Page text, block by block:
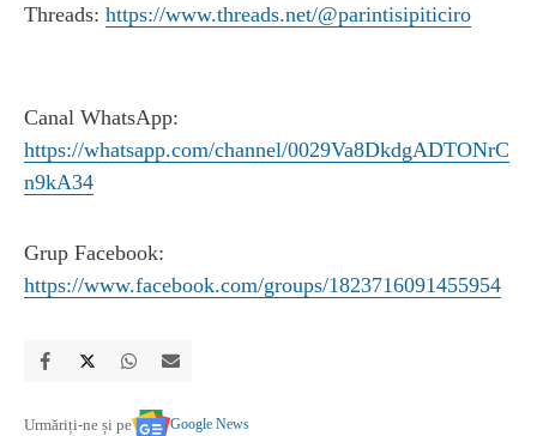
Threads: https://www.threads.net/@parintisipiticiro
Canal WhatsApp:
https://whatsapp.com/channel/0029Va8DkdgADTONrC
n9kA34
Grup Facebook:
https://www.facebook.com/groups/1823716091455954
Urmăriți-ne și pe Google News